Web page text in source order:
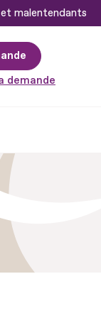
malentendants
demande